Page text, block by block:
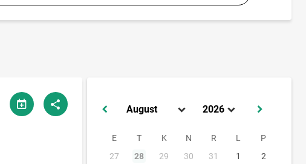
E T K N R L
P
27
28 29 30 31 1
2